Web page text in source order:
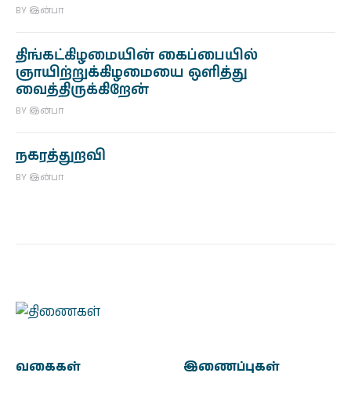
BY இன்பா
திங்கட்கிழமையின் கைப்பையில்
ஞாயிற்றுக்கிழமையை ஒளித்து
வைத்திருக்கிறேன்
BY இன்பா
நகரத்துறவி
BY இன்பா
வகைகள் இணைப்புகள்